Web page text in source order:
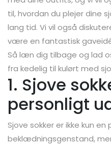
til, hvordan du plejer dine
lang tid. Vi vil også
være en fantastisk
Så læn dig tilbage og lad
fra kedelig til kulørt med
1. Sjove
personligt
Sjove sokker er ikke kun en
beklædningsgenstand,